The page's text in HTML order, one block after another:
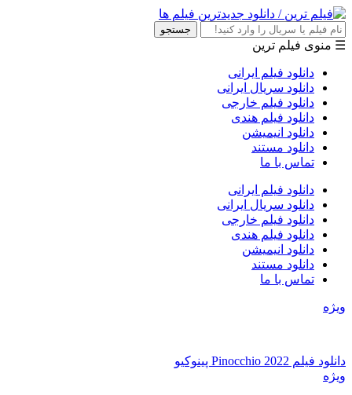
جستجو
☰ منوی فیلم ترین
دانلود فیلم ایرانی
دانلود سریال ایرانی
دانلود فیلم خارجی
دانلود فیلم هندی
دانلود انیمیشن
دانلود مستند
تماس با ما
دانلود فیلم ایرانی
دانلود سریال ایرانی
دانلود فیلم خارجی
دانلود فیلم هندی
دانلود انیمیشن
دانلود مستند
تماس با ما
ویژه
دانلود فیلم Pinocchio 2022 پینوکیو
ویژه